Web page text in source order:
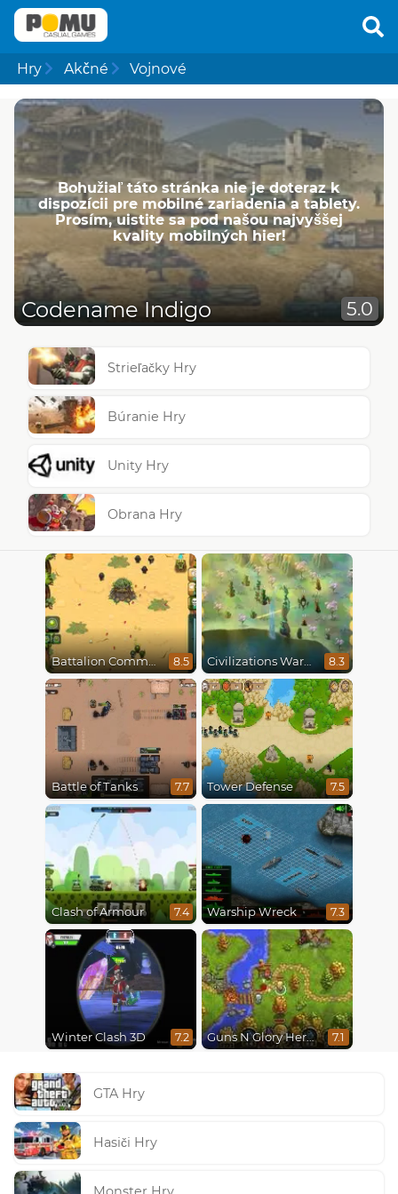
Hry Akčné Vojnové
Bohužiaľ táto stránka nie je doteraz k
dispozícii pre mobilné zariadenia a tablety.
Prosím, uistite sa pod našou najvyššej
kvality mobilných hier!
Codename Indigo 5.0
Strieľačky Hry
Búranie Hry
Unity Hry
Obrana Hry
Battalion Commander 8.5 Civilizations Wars Master Edition 8.3
Battle of Tanks 7.7 Tower Defense 7.5
Clash of Armour 7.4 Warship Wreck 7.3
Winter Clash 3D 7.2 Guns N Glory Heroes 7.1
GTA Hry
Hasiči Hry